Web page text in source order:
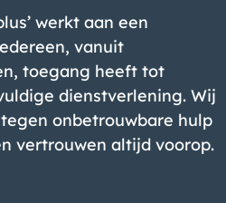
werkt aan een
vanuit
toegang heeft tot
dienstverlening. Wij
onbetrouwbare hulp
vertrouwen altijd voorop.